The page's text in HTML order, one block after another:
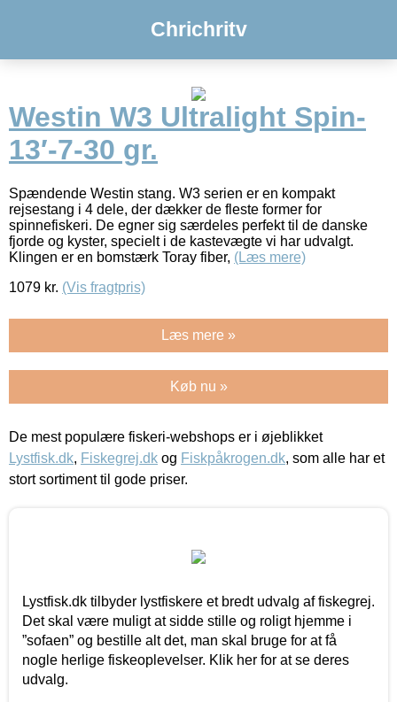
Chrichritv
Westin W3 Ultralight Spin-
13′-7-30 gr.
Spændende Westin stang. W3 serien er en kompakt
rejsestang i 4 dele, der dækker de fleste former for
spinnefiskeri. De egner sig særdeles perfekt til de danske
fjorde og kyster, specielt i de kastevægte vi har udvalgt.
Klingen er en bomstærk Toray fiber, (Læs mere)
1079 kr. (Vis fragtpris)
Læs mere »
Køb nu »
De mest populære fiskeri-webshops er i øjeblikket
Lystfisk.dk, Fiskegrej.dk og Fiskpåkrogen.dk, som alle har et
stort sortiment til gode priser.
Lystfisk.dk tilbyder lystfiskere et bredt udvalg af fiskegrej.
Det skal være muligt at sidde stille og roligt hjemme i
”sofaen” og bestille alt det, man skal bruge for at få
nogle herlige fiskeoplevelser. Klik her for at se deres
udvalg.